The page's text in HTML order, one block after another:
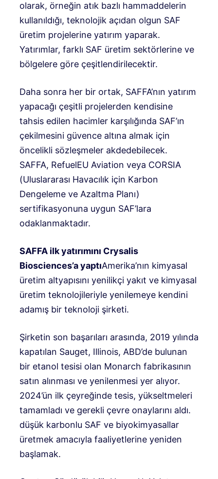
olarak, örneğin atık bazlı hammaddelerin
kullanıldığı, teknolojik açıdan olgun SAF
üretim projelerine yatırım yaparak.
Yatırımlar, farklı SAF üretim sektörlerine ve
bölgelere göre çeşitlendirilecektir.
Daha sonra her bir ortak, SAFFA’nın yatırım
yapacağı çeşitli projelerden kendisine
tahsis edilen hacimler karşılığında SAF’ın
çekilmesini güvence altına almak için
öncelikli sözleşmeler akdedebilecek.
SAFFA, RefuelEU Aviation veya CORSIA
(Uluslararası Havacılık için Karbon
Dengeleme ve Azaltma Planı)
sertifikasyonuna uygun SAF’lara
odaklanmaktadır.
SAFFA ilk yatırımını Crysalis
Biosciences’a yaptıAmerika’nın kimyasal
üretim altyapısını yenilikçi yakıt ve kimyasal
üretim teknolojileriyle yenilemeye kendini
adamış bir teknoloji şirketi.
Şirketin son başarıları arasında, 2019 yılında
kapatılan Sauget, Illinois, ABD’de bulunan
bir etanol tesisi olan Monarch fabrikasının
satın alınması ve yenilenmesi yer alıyor.
2024’ün ilk çeyreğinde tesis, yükseltmeleri
tamamladı ve gerekli çevre onaylarını aldı.
düşük karbonlu SAF ve biyokimyasallar
üretmek amacıyla faaliyetlerine yeniden
başlamak.